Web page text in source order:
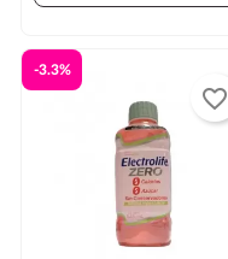
-3.3%
favorite_border